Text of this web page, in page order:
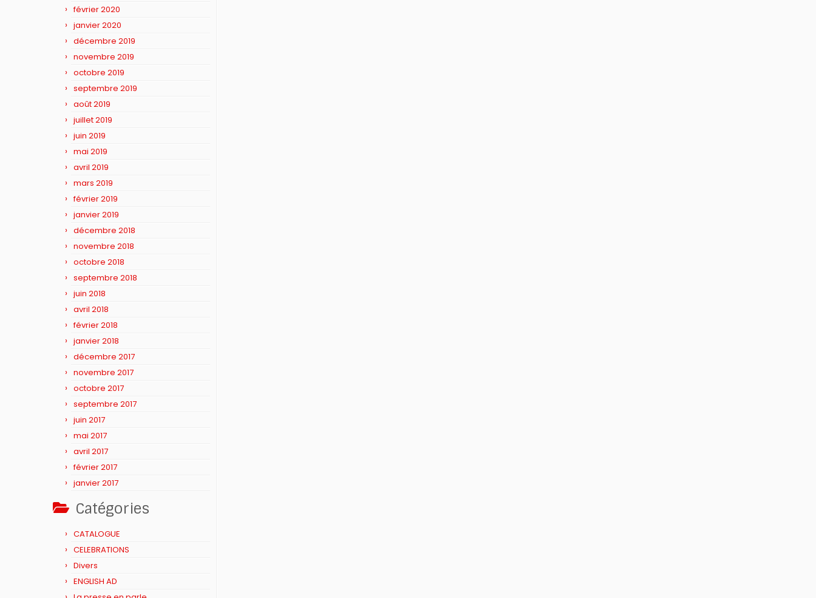
février 2020
janvier 2020
décembre 2019
novembre 2019
octobre 2019
septembre 2019
août 2019
juillet 2019
juin 2019
mai 2019
avril 2019
mars 2019
février 2019
janvier 2019
décembre 2018
novembre 2018
octobre 2018
septembre 2018
juin 2018
avril 2018
février 2018
janvier 2018
décembre 2017
novembre 2017
octobre 2017
septembre 2017
juin 2017
mai 2017
avril 2017
février 2017
janvier 2017
Catégories
CATALOGUE
CELEBRATIONS
Divers
ENGLISH AD